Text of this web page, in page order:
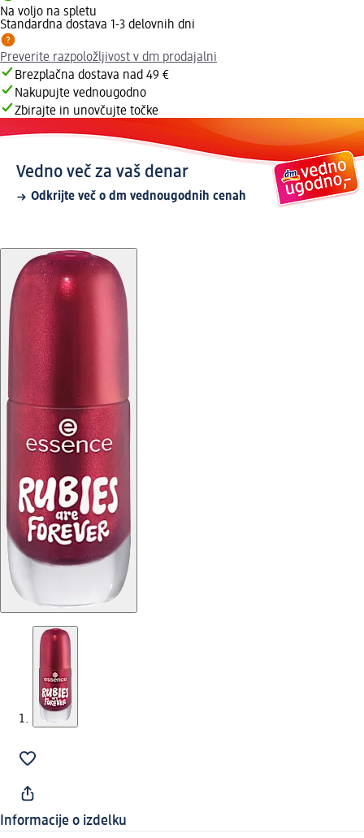
Na voljo na spletu
Standardna dostava 1-3 delovnih dni
Preverite razpoložljivost v dm prodajalni
Brezplačna dostava nad 49 €
Nakupujte vednougodno
Zbirajte in unovčujte točke
Vedno več za vaš denar
Odkrijte več o dm vednougodnih cenah
Informacije o izdelku